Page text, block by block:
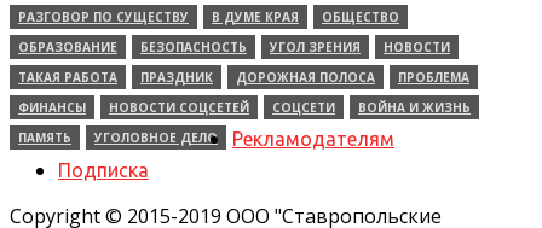
РАЗГОВОР ПО СУЩЕСТВУ
В ДУМЕ КРАЯ
ОБЩЕСТВО
ОБРАЗОВАНИЕ
БЕЗОПАСНОСТЬ УГОЛ ЗРЕНИЯ
НОВОСТИ
ТАКАЯ РАБОТА
ПРАЗДНИК ДОРОЖНАЯ ПОЛОСА
ПРОБЛЕМА
ФИНАНСЫ
НОВОСТИ СОЦСЕТЕЙ СОЦСЕТИ
ВОЙНА И ЖИЗНЬ
ПАМЯТЬ
УГОЛОВНОЕ ДЕЛО
Рекламодателям
Подписка
Copyright © 2015-2019 ООО "Ставропольские